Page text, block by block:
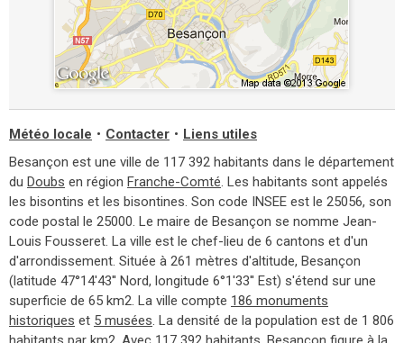
Météo locale • Contacter • Liens utiles
Besançon est une ville de 117 392 habitants dans le département
du Doubs en région Franche-Comté. Les habitants sont appelés
les bisontins et les bisontines. Son code INSEE est le 25056, son
code postal le 25000. Le maire de Besançon se nomme Jean-
Louis Fousseret. La ville est le chef-lieu de 6 cantons et d'un
d'arrondissement. Située à 261 mètres d'altitude, Besançon
(latitude 47°14'43'' Nord, longitude 6°1'33'' Est) s'étend sur une
superficie de 65 km2. La ville compte 186 monuments
historiques et 5 musées. La densité de la population est de 1 806